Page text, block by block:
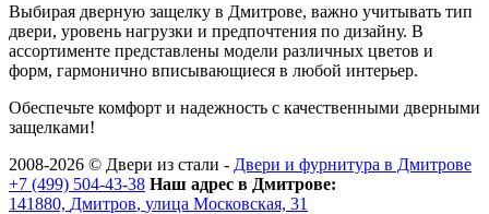
Выбирая дверную защелку в Дмитрове, важно учитывать тип
двери, уровень нагрузки и предпочтения по дизайну. В
ассортименте представлены модели различных цветов и
форм, гармонично вписывающиеся в любой интерьер.
Обеспечьте комфорт и надежность с качественными дверными
защелками!
2008-2026 © Двери из стали - Двери и фурнитура в Дмитрове
+7 (499) 504-43-38 Наш адрес в Дмитрове:
141880, Дмитров, улица Московская, 31